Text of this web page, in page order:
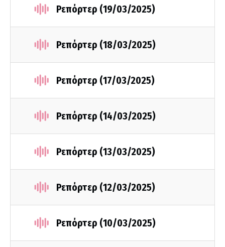
Ρεπόρτερ (19/03/2025)
Ρεπόρτερ (18/03/2025)
Ρεπόρτερ (17/03/2025)
Ρεπόρτερ (14/03/2025)
Ρεπόρτερ (13/03/2025)
Ρεπόρτερ (12/03/2025)
Ρεπόρτερ (10/03/2025)